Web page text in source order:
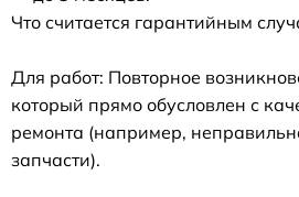
Что считается гарантийным
Для работ: Повторное
который прямо обусловлен с
ремонта (например,
запчасти).